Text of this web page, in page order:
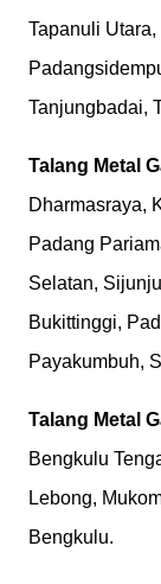
Tapanuli
Tanjungbadai,
Talang Metal
Dharmasraya,
Padang
Selatan,
Bukittinggi,
Payakumbuh,
Talang Metal
Bengkulu
Lebong,
Bengkulu.